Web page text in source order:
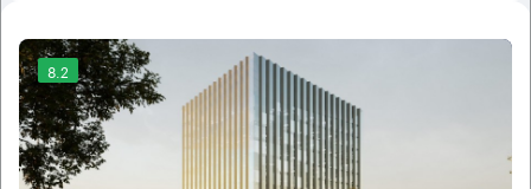
8.2